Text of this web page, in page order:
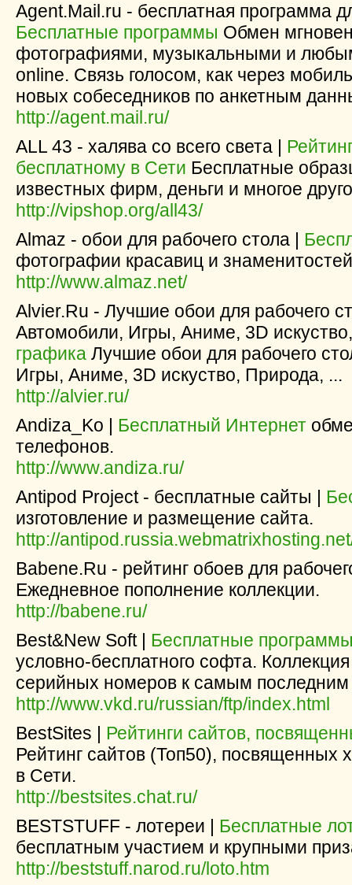
Agent.Mail.ru - бесплатная программа
Бесплатные программы Обмен
фотографиями, музыкальными и
online. Связь голосом, как через
новых собеседников по анкетным
http://agent.mail.ru/
ALL 43 - халява со всего света |
бесплатному в Сети Бесплатные
известных фирм, деньги и многое
http://vipshop.org/all43/
Almaz - обои для рабочего стола |
фотографии красавиц и
http://www.almaz.net/
Alvier.Ru - Лучшие обои для рабочего
Автомобили, Игры, Аниме, 3D
графика Лучшие обои для рабочего
Игры, Аниме, 3D искуство, Природа, ...
http://alvier.ru/
Andiza_Ko | Бесплатный Интернет
телефонов.
http://www.andiza.ru/
Antipod Project - бесплатные сайты |
изготовление и размещение сайта.
http://
Babene.Ru - рейтинг обоев для
Ежедневное пополнение коллекции.
http://babene.ru/
Best&New Soft | Бесплатные
условно-бесплатного софта.
серийных номеров к самым
http://www.vkd.ru/russian/ftp/index.html
BestSites | Рейтинги сайтов,
Рейтинг сайтов (Топ50), посвященных
в Сети.
http://bestsites.chat.ru/
BESTSTUFF - лотереи | Бесплатные
бесплатным участием и крупными
http://beststuff.narod.ru/loto.htm